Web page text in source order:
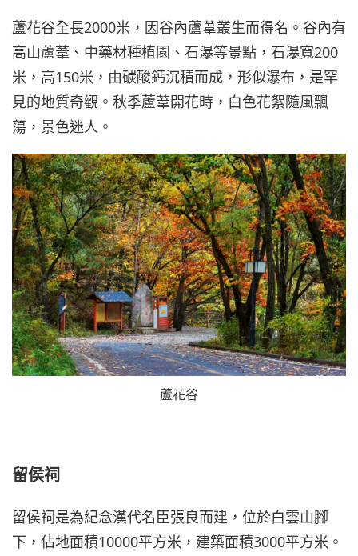
蘆花谷全長2000米，因谷內蘆葦叢生而得名。谷內有
高山蘆葦、中藥材種植園、石瀑等景點，石瀑寬200
米，高150米，由碳酸鈣沉積而成，形似瀑布，是罕
見的地質奇觀。秋季蘆葦開花時，白色花絮隨風飄
蕩，景色迷人。
蘆花谷
留侯祠
留侯祠是為紀念漢代名臣張良而建，位於白雲山腳
下，佔地面積10000平方米，建築面積3000平方米。